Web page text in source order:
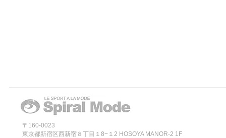
〒160-0023
東京都新宿区西新宿８丁目１8−１2 HOSOYA MANOR-2 1F